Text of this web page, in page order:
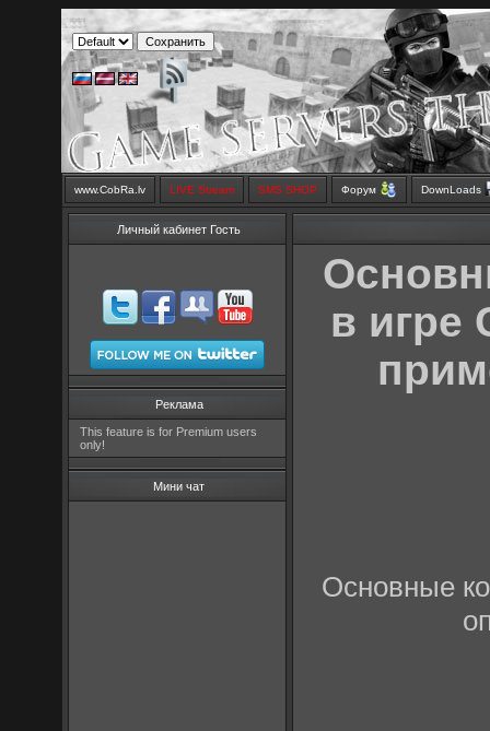
www.CobRa.lv LIVE Stream SMS SHOP Форум DownLoads
Личный кабинет Гость
Реклама
This feature is for Premium users
only!
Мини чат
в игре
Основные